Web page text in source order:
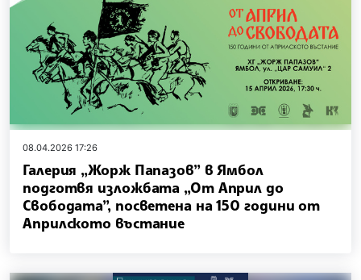
08.04.2026 17:26
Галерия „Жорж Папазов” в Ямбол
подготвя изложбата „От Април до
Свободата”, посветена на 150 години от
Априлското въстание